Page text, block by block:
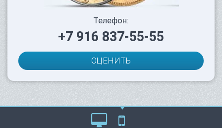
Телефон:
+7 916 837-55-55
ОЦЕНИТЬ